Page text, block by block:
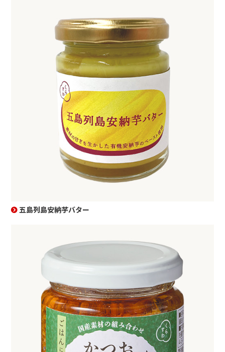
五島列島安納芋バター